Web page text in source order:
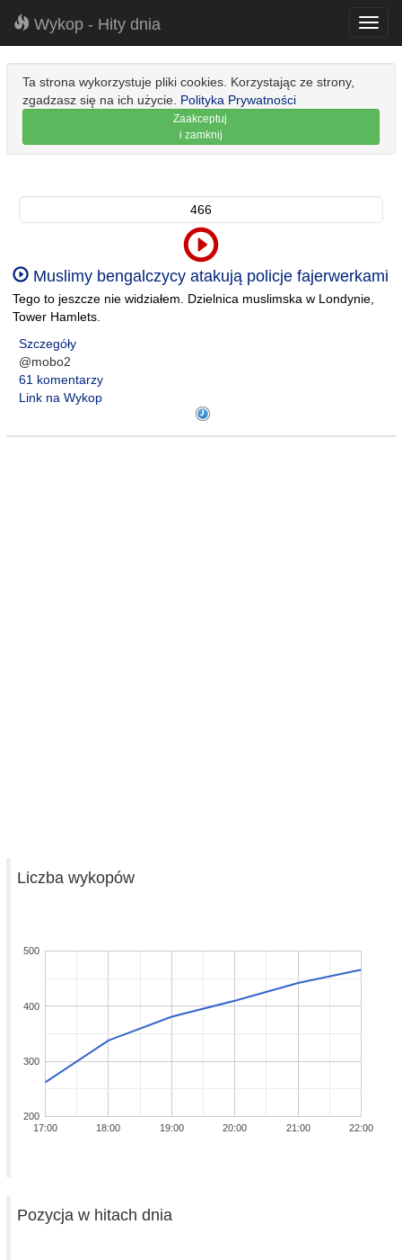
Wykop - Hity dnia
Ta strona wykorzystuje pliki cookies. Korzystając ze strony,
zgadzasz się na ich użycie. Polityka Prywatności
Zaakceptuj
i zamknij
466
Muslimy bengalczycy atakują policje fajerwerkami
Tego to jeszcze nie widziałem. Dzielnica muslimska w Londynie,
Tower Hamlets.
Szczegóły
@mobo2
61 komentarzy
Link na Wykop
Liczba wykopów
17:00 18:00 19:00 20:00 21:00 22:00
200
300
400
500
Pozycja w hitach dnia